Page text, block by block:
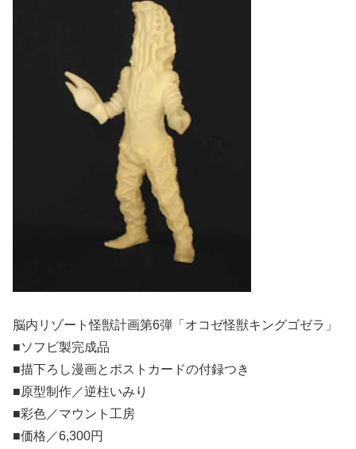
脳内リゾート怪獣計画第6弾「オコゼ怪獣キングゴゼラ」
■ソフビ製完成品
■描下ろし漫画とポストカードの付録つき
■原型制作／逆柱いみり
■彩色／マウント工房
■価格／6,300円